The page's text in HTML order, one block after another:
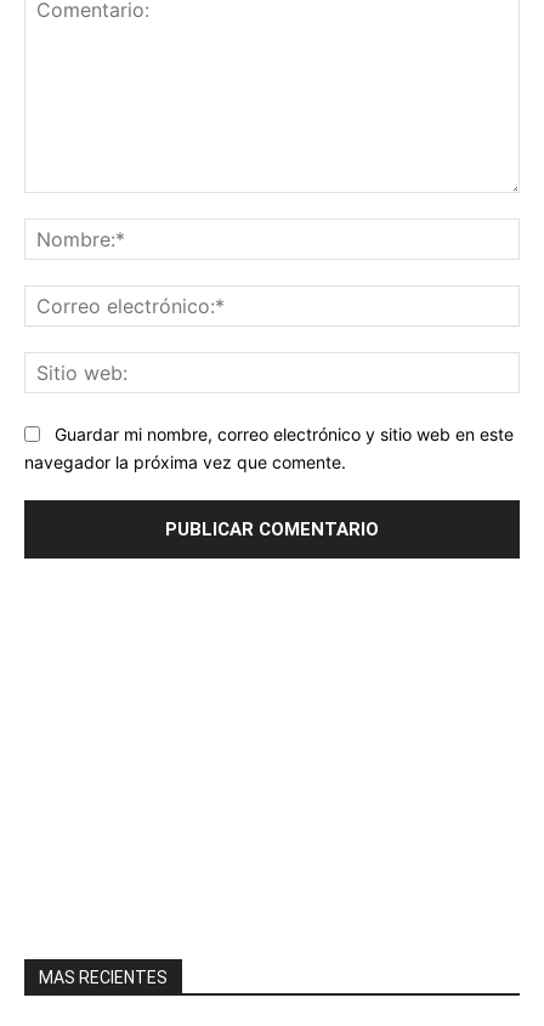
Guardar mi nombre, correo electrónico y sitio web en este
navegador la próxima vez que comente.
MAS RECIENTES